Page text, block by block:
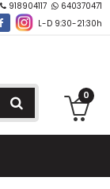
918904117
640370471
L-D 9:30-21:30h
0